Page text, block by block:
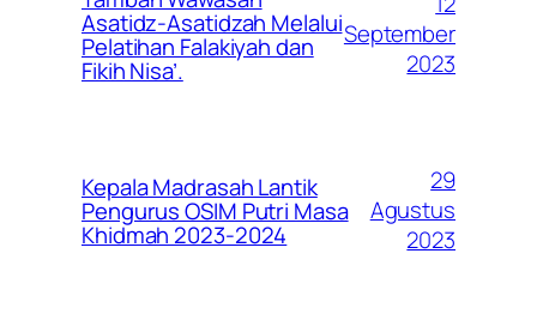
Asatidz-Asatidzah Melalui
Pelatihan Falakiyah dan
Fikih Nisa’.
September
2023
Kepala Madrasah Lantik
Pengurus OSIM Putri Masa
Khidmah 2023-2024
29
Agustus
2023